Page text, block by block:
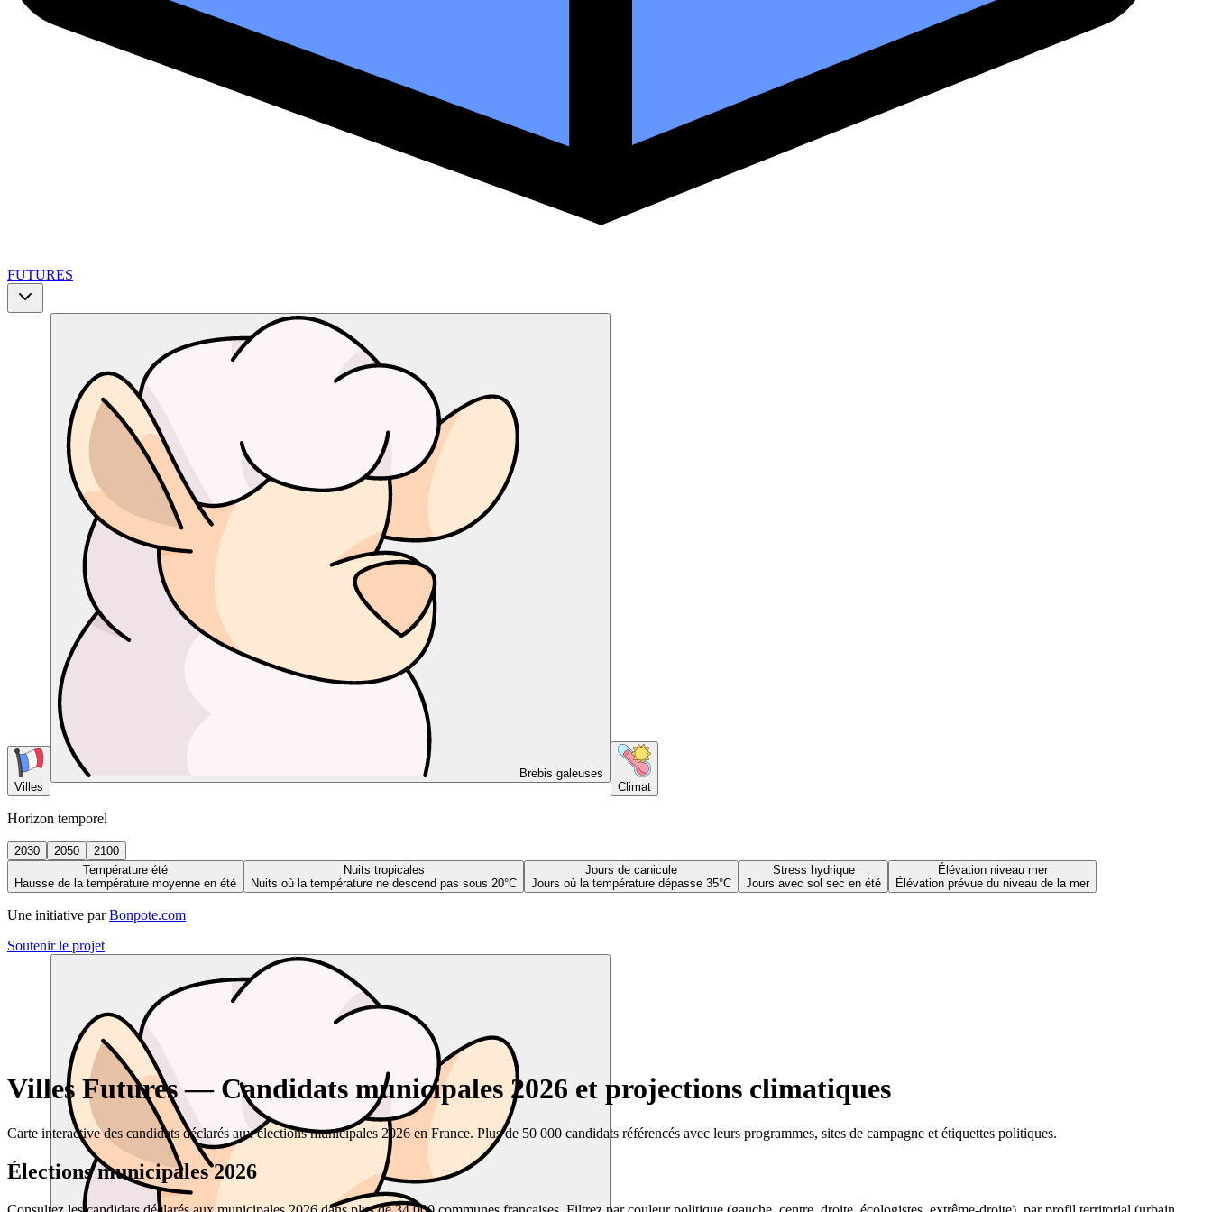
FUTURES
Villes
Brebis galeuses
Climat
Horizon temporel
2030 2050
2100
Température été
Hausse de la température moyenne en été
Nuits tropicales
Nuits où la température ne descend pas sous 20°C
Jours de canicule
Jours où la température dépasse 35°C
Stress hydrique
Jours avec sol sec en été
Élévation niveau mer
Élévation prévue du niveau de la mer
Une initiative par Bonpote.com
Soutenir le projet
Villes Futures — Candidats municipales 2026 et projections climatiques
Carte interactive des candidats déclarés aux élections municipales 2026 en France. Plus de 50 000 candidats référencés avec leurs programmes, sites de campagne et étiquettes politiques.
Élections municipales 2026